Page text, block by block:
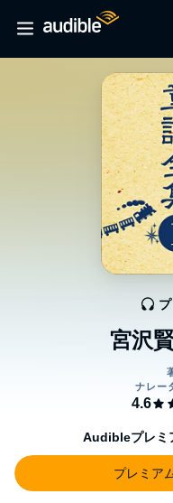
宮沢
Audibleプレミ
プレミア